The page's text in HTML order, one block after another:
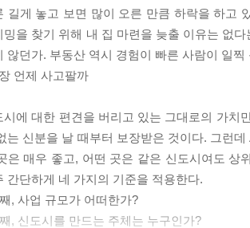
물량을 눈여겨보자
물량은 무엇이고 왜 중요한가 | 입주물량으로
양 정보로 투자 타이밍 잡는 법 | 청약경쟁률
어디를 사야 할까 1 (신도시)
이 있으면 흔들리지 않는다
별 키워드와 투자의 기본
길게 놓고 보면 많이 오른 만큼 하락을 하고
밍을 찾기 위해 내 집 마련을 늦출 이유는 없
않던가. 부동산 역시 경험이 빠른 사람이 일찍
언제 사고팔까
시에 대한 편견을 버리고 있는 그대로의 가치
는 신분을 날 때부터 보장받은 것이다. 그런
은 매우 좋고, 어떤 곳은 같은 신도시여도 상
간단하게 네 가지의 기준을 적용한다.
, 사업 규모가 어떠한가?
, 신도시를 만드는 주체는 누구인가?